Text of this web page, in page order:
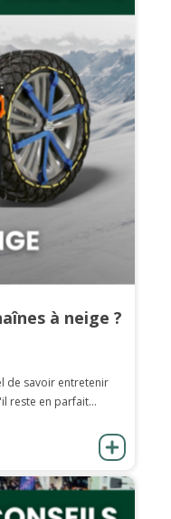
à neige ?
de savoir entretenir
reste en parfait...